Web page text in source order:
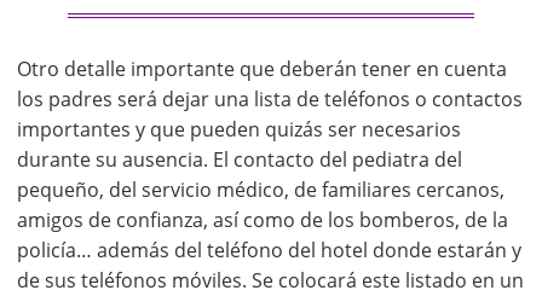
Otro detalle importante que deberán tener en cuenta
los padres será dejar una lista de teléfonos o contactos
importantes y que pueden quizás ser necesarios
durante su ausencia. El contacto del pediatra del
pequeño, del servicio médico, de familiares cercanos,
amigos de confianza, así como de los bomberos, de la
policía… además del teléfono del hotel donde estarán y
de sus teléfonos móviles. Se colocará este listado en un